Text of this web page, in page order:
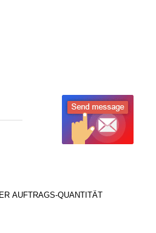
AUFTRAGS-QUANTITÄT